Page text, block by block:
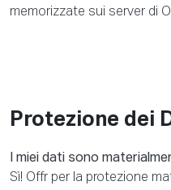
memorizzate sui server di
Protezione dei
I miei dati sono
Sì! Offr per la protezione